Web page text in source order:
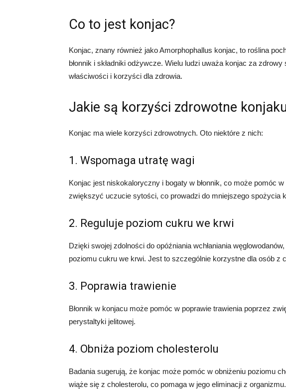
Co to jest konjac?
Konjac, znany również jako Amorphophallus konjac, to roślina
błonnik i składniki odżywcze. Wielu ludzi uważa konjac za
właściwości i korzyści dla zdrowia.
Jakie są korzyści zdrowotne
Konjac ma wiele korzyści zdrowotnych. Oto niektóre z nich:
1. Wspomaga utratę wagi
Konjac jest niskokaloryczny i bogaty w błonnik, co może pomóc
zwiększyć uczucie sytości, co prowadzi do mniejszego spożycia
2. Reguluje poziom cukru we krwi
Dzięki swojej zdolności do opóźniania wchłaniania
poziomu cukru we krwi. Jest to szczególnie korzystne dla osób z
3. Poprawia trawienie
Błonnik w konjacu może pomóc w poprawie trawienia poprzez
perystaltyki jelitowej.
4. Obniża poziom cholesterolu
Badania sugerują, że konjac może pomóc w obniżeniu poziomu
wiąże się z cholesterolu, co pomaga w jego eliminacji z organizmu.